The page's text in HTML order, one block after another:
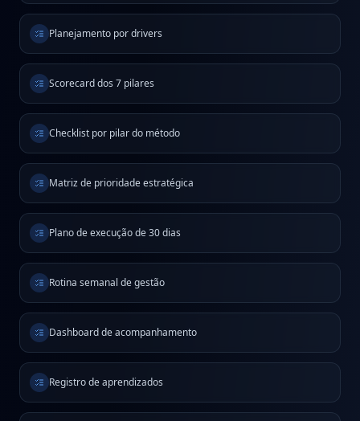
Planejamento por drivers
Scorecard dos 7 pilares
Checklist por pilar do método
Matriz de prioridade estratégica
Plano de execução de 30 dias
Rotina semanal de gestão
Dashboard de acompanhamento
Registro de aprendizados